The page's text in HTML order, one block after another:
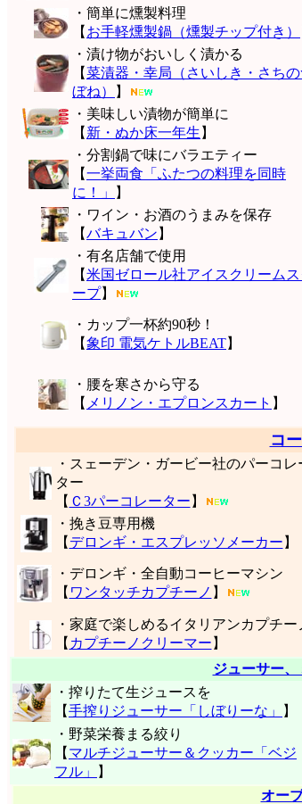
・簡単に燻製料理
【 お手軽燻製鍋（燻製チップ付き）
・漬け物がおいしく漬かる
【菜漬器・幸局（さいしき・さちの
ぼね）
】
・美味しい漬物が簡単に
【 新・ぬか床一年生 】
・分割鍋で味にバラエティー
【一挙両食「ふたつの料理を同時
に！」
】
・ワイン・お酒のうまみを保存
【バキュバン 】
・有名店舗で使用
【米国ゼロール社アイスクリームス
ープ】
・カップ一杯約90秒！
【象印 電気ケトルBEAT】
・腰を寒さから守る
【 メリノン・エプロンスカート 】
コ
・スェーデン・ガービー社のパーコレ
ター
【 Ｃ3パーコレーター 】
・挽き豆専用機
【 デロンギ・エスプレッソメーカー 】
・デロンギ・全自動コーヒーマシン
【 ワンタッチカプチーノ 】
・家庭で楽しめるイタリアンカプチー
【 カプチーノクリーマー 】
ジューサー
・搾りたて生ジュースを
【手搾りジューサー「しぼりーな」 】
・野菜栄養まる絞り
【 マルチジューサー＆クッカー「ベジ
フル」
】
オー